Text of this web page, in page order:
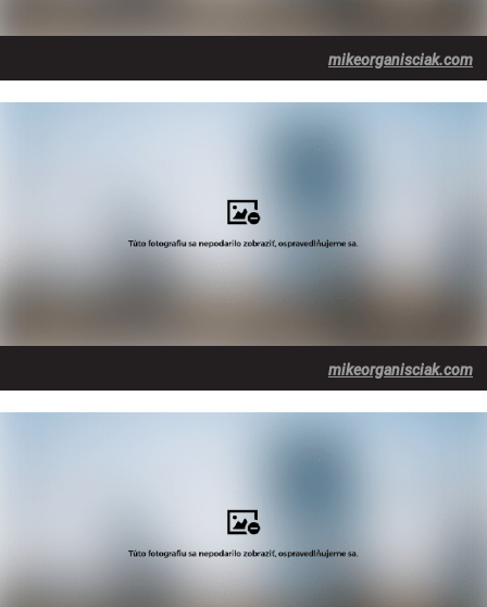
mikeorganisciak.com
mikeorganisciak.com